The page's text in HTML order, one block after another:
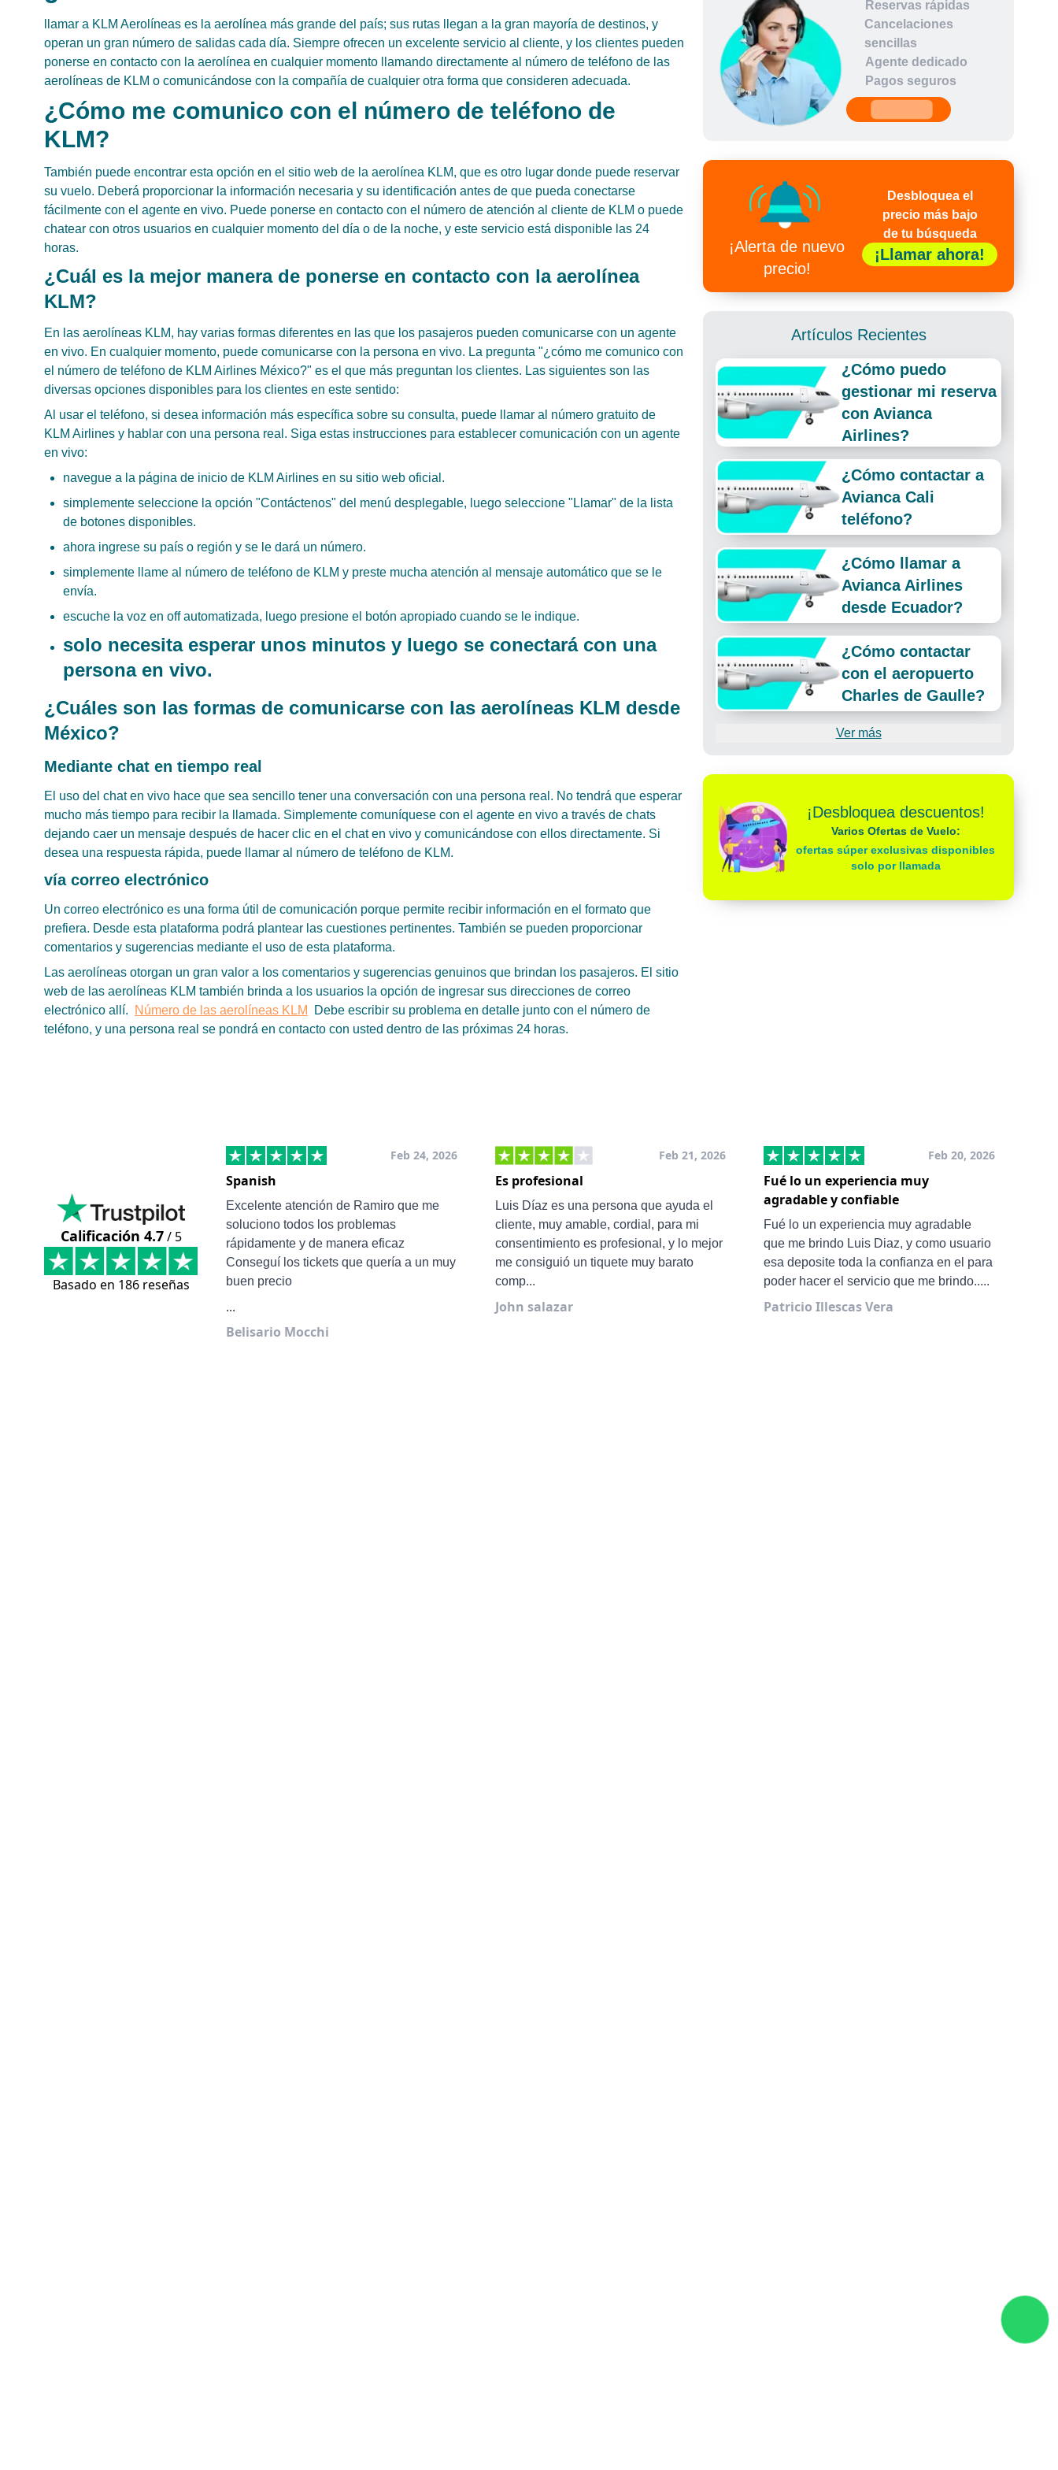
llamar a KLM Aerolíneas es la aerolínea más grande del país; sus rutas llegan a la gran mayoría de destinos, y
operan un gran número de salidas cada día. Siempre ofrecen un excelente servicio al cliente, y los clientes pueden
ponerse en contacto con la aerolínea en cualquier momento llamando directamente al número de teléfono de las
aerolíneas de KLM o comunicándose con la compañía de cualquier otra forma que consideren adecuada.
¿Cómo me comunico con el número de teléfono de
KLM?
También puede encontrar esta opción en el sitio web de la aerolínea KLM, que es otro lugar donde puede reservar
su vuelo. Deberá proporcionar la información necesaria y su identificación antes de que pueda conectarse
fácilmente con el agente en vivo. Puede ponerse en contacto con el número de atención al cliente de KLM o puede
chatear con otros usuarios en cualquier momento del día o de la noche, y este servicio está disponible las 24
horas.
¿Cuál es la mejor manera de ponerse en contacto con la aerolínea
KLM?
En las aerolíneas KLM, hay varias formas diferentes en las que los pasajeros pueden comunicarse con un agente
en vivo. En cualquier momento, puede comunicarse con la persona en vivo. La pregunta "¿cómo me comunico con
el número de teléfono de KLM Airlines México?" es el que más preguntan los clientes. Las siguientes son las
diversas opciones disponibles para los clientes en este sentido:
Al usar el teléfono, si desea información más específica sobre su consulta, puede llamar al número gratuito de
KLM Airlines y hablar con una persona real. Siga estas instrucciones para establecer comunicación con un agente
en vivo:
navegue a la página de inicio de KLM Airlines en su sitio web oficial.
simplemente seleccione la opción "Contáctenos" del menú desplegable, luego seleccione "Llamar" de la lista
de botones disponibles.
ahora ingrese su país o región y se le dará un número.
simplemente llame al número de teléfono de KLM y preste mucha atención al mensaje automático que se le
envía.
escuche la voz en off automatizada, luego presione el botón apropiado cuando se le indique.
solo necesita esperar unos minutos y luego se conectará con una
persona en vivo.
¿Cuáles son las formas de comunicarse con las aerolíneas KLM desde
México?
Mediante chat en tiempo real
El uso del chat en vivo hace que sea sencillo tener una conversación con una persona real. No tendrá que esperar
mucho más tiempo para recibir la llamada. Simplemente comuníquese con el agente en vivo a través de chats
dejando caer un mensaje después de hacer clic en el chat en vivo y comunicándose con ellos directamente. Si
desea una respuesta rápida, puede llamar al número de teléfono de KLM.
vía correo electrónico
Un correo electrónico es una forma útil de comunicación porque permite recibir información en el formato que
prefiera. Desde esta plataforma podrá plantear las cuestiones pertinentes. También se pueden proporcionar
comentarios y sugerencias mediante el uso de esta plataforma.
Las aerolíneas otorgan un gran valor a los comentarios y sugerencias genuinos que brindan los pasajeros. El sitio
web de las aerolíneas KLM también brinda a los usuarios la opción de ingresar sus direcciones de correo
electrónico allí.
Número de las aerolíneas KLM
Debe escribir su problema en detalle junto con el número de
teléfono, y una persona real se pondrá en contacto con usted dentro de las próximas 24 horas.
Reservas rápidas
Cancelaciones
sencillas
Agente dedicado
Pagos seguros
¡Alerta de nuevo
precio!
Desbloquea el
precio más bajo
de tu búsqueda
¡Llamar ahora!
Artículos Recientes
¿Cómo puedo
gestionar mi reserva
con Avianca
Airlines?
¿Cómo contactar a
Avianca Cali
teléfono?
¿Cómo llamar a
Avianca Airlines
desde Ecuador?
¿Cómo contactar
con el aeropuerto
Charles de Gaulle?
Ver más
¡Desbloquea descuentos!
Varios Ofertas de Vuelo:
ofertas súper exclusivas disponibles
solo por llamada
Calificación 4.7/ 5
Basado en 186 reseñas
Feb 24, 2026
Spanish
Excelente atención de Ramiro que me
soluciono todos los problemas
rápidamente y de manera eficaz
Conseguí los tickets que quería a un muy
buen precio
...
Belisario Mocchi
Feb 21, 2026
Es profesional
Luis Díaz es una persona que ayuda el
cliente, muy amable, cordial, para mi
consentimiento es profesional, y lo mejor
me consiguió un tiquete muy barato
comp...
John salazar
Feb 20, 2026
Fué lo un experiencia muy
agradable y confiable
Fué lo un experiencia muy agradable
que me brindo Luis Diaz, y como usuario
esa deposite toda la confianza en el para
poder hacer el servicio que me brindo.....
Patricio Illescas Vera